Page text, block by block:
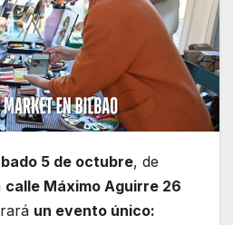
5 de octubre, de
calle Máximo Aguirre 26
un evento único: